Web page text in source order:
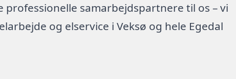
samarbejdspartnere til os – vi
og elservice i Veksø og hele Egedal